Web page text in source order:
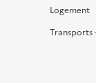
Logement
Transports